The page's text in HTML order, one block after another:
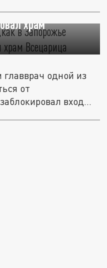
в Запорожье
храм
одной из
от
вход...